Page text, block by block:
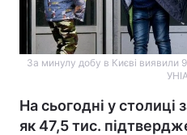
За минулу добу в Києві виявили
На сьогодні у столиці
як 47,5 тис.